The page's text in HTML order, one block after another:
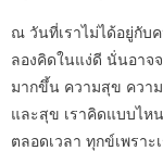
ณ วันที่เราไม่ได้อยู่กับ
ลองคิดในแง่ดี นั่นอาจ
มากขึ้น ความสุข ควา
และสุข เราคิดแบบไห
ตลอดเวลา ทุกข์เพรา